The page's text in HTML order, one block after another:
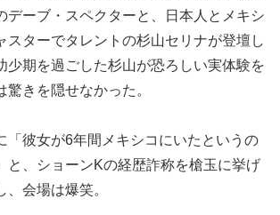
デーブ・スペクターと、日本人とメキシ
スターでタレントの杉山セリナが登壇し
少期を過ごした杉山が恐ろしい実体験を
きを隠せなかった。
「彼女が6年間メキシコにいたというの
と、ショーンKの経歴詐称を槍玉に挙げ
会場は爆笑。